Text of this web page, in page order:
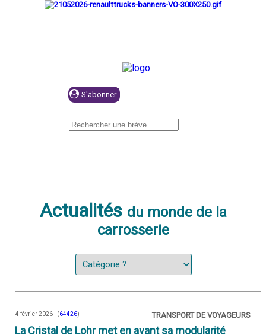
Actualités du monde de la
carrosserie
4 février 2026 - (64426) TRANSPORT DE VOYAGEURS
La Cristal de Lohr met en avant sa modularité